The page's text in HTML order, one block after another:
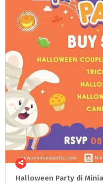
Halloween Party di